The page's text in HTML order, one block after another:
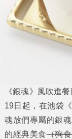
《銀魂》風吹進
19日起，在池袋
魂放們專屬的銀
的經典美食（狗